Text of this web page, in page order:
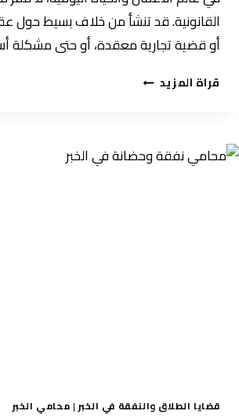
القانونية. قد تنشأ من خلاف بسيط حول
أو قضية تجارية معقدة، أو حتى مشكلة
قراة المزيد كيف
القانونية
قضايا الطلاق والنفقة في الخبر | محامي الخبر